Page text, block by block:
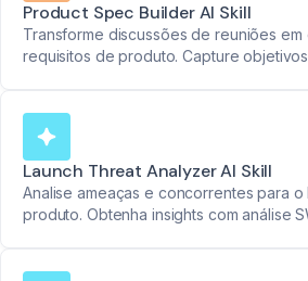
Product Spec Builder AI Skill
Transforme discussões de reuniões
requisitos de produto. Capture
Launch Threat Analyzer AI Skill
Analise ameaças e concorrentes para
produto. Obtenha insights com análise